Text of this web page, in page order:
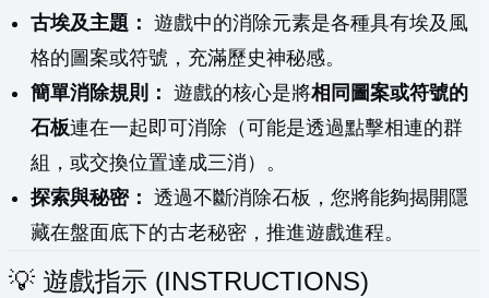
古埃及主題： 遊戲中的消除元素是各種具有埃及風
格的圖案或符號，充滿歷史神秘感。
簡單消除規則： 遊戲的核心是將相同圖案或符號的
石板連在一起即可消除（可能是透過點擊相連的群
組，或交換位置達成三消）。
探索與秘密： 透過不斷消除石板，您將能夠揭開隱
藏在盤面底下的古老秘密，推進遊戲進程。
💡 遊戲指示 (INSTRUCTIONS)